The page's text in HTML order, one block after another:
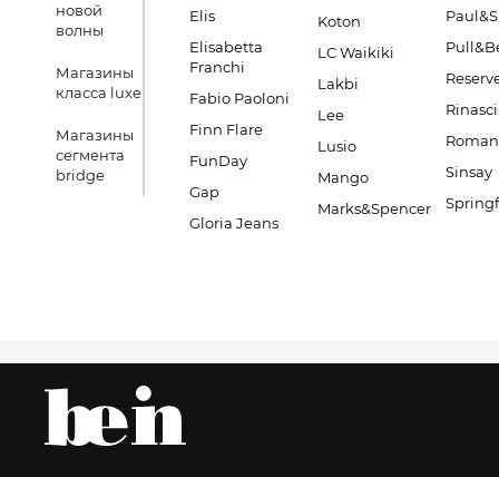
новой
волны
Магазины
класса luxe
Магазины
сегмента
bridge
Elis
Elisabetta
Franchi
Fabio Paoloni
Finn Flare
FunDay
Gap
Gloria Jeans
Koton
LC Waikiki
Lakbi
Lee
Lusio
Mango
Marks&Spencer
Sinsay